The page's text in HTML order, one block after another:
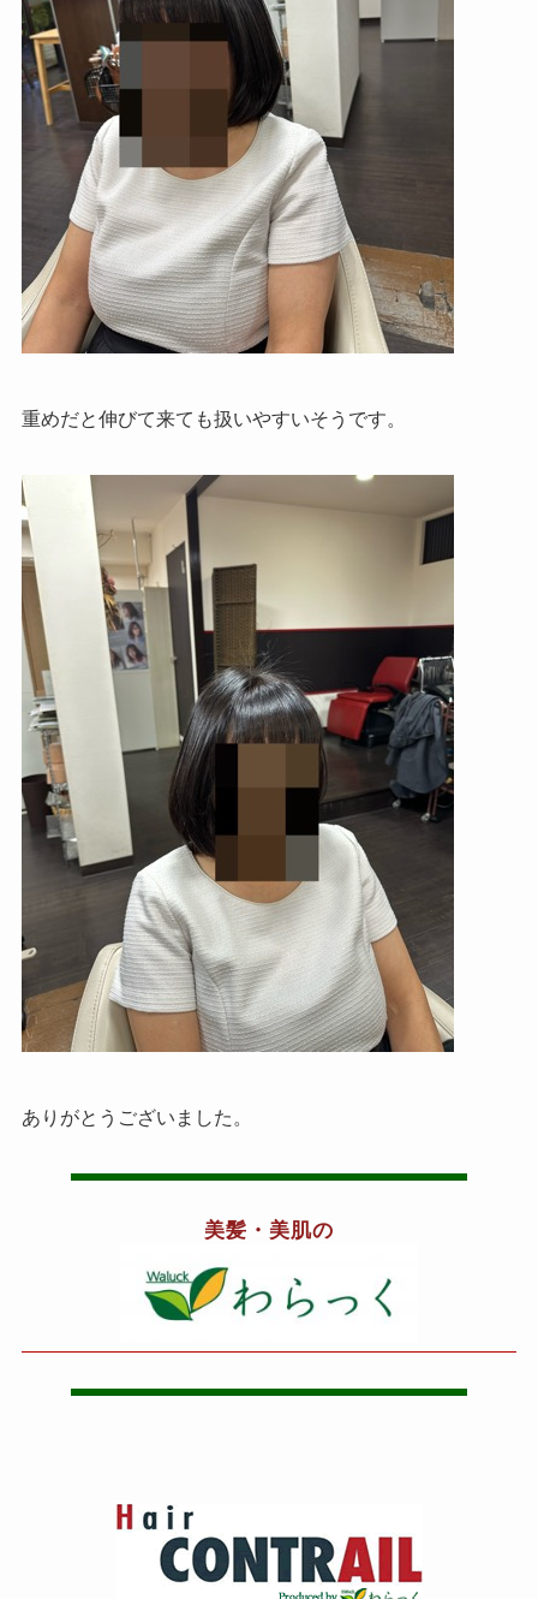
重めだと伸びて来ても扱いやすいそうです。
ありがとうございました。
美髪・美肌の